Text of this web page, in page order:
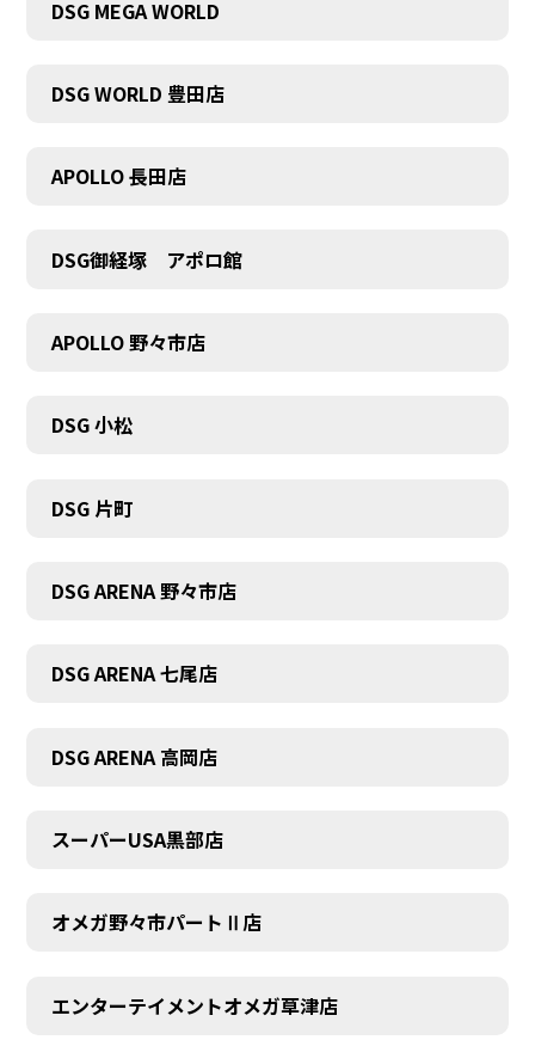
DSG MEGA WORLD
DSG WORLD 豊田店
APOLLO 長田店
DSG御経塚 アポロ館
APOLLO 野々市店
DSG 小松
DSG 片町
DSG ARENA 野々市店
DSG ARENA 七尾店
DSG ARENA 高岡店
スーパーUSA黒部店
オメガ野々市パートⅡ店
エンターテイメントオメガ草津店